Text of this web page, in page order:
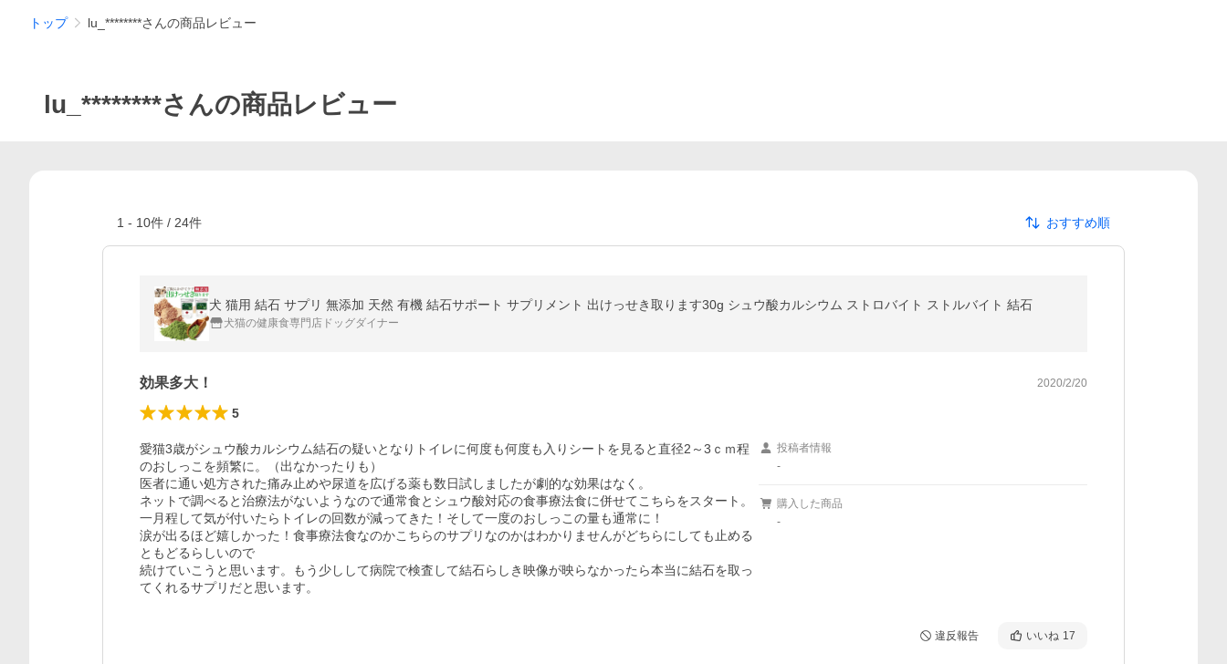
トップ lu_********さんの商品レビュー
lu_********さんの商品レビュー
1 - 10件 / 24件 おすすめ順
犬 猫用 結石 サプリ 無添加 天然 有機 結石サポート サプリメント 出けっせき取ります30g シュウ酸カルシウム ストロバイト ストルバイト 結石
犬猫の健康食専門店ドッグダイナー
効果多大！ 2020/2/20
5
愛猫3歳がシュウ酸カルシウム結石の疑いとなりトイレに何度も何度も入りシートを見ると直径2～3ｃｍ程
のおしっこを頻繁に。（出なかったりも）
医者に通い処方された痛み止めや尿道を広げる薬も数日試しましたが劇的な効果はなく。
ネットで調べると治療法がないようなので通常食とシュウ酸対応の食事療法食に併せてこちらをスタート。
一月程して気が付いたらトイレの回数が減ってきた！そして一度のおしっこの量も通常に！
涙が出るほど嬉しかった！食事療法食なのかこちらのサプリなのかはわかりませんがどちらにしても止める
ともどるらしいので
続けていこうと思います。もう少しして病院で検査して結石らしき映像が映らなかったら本当に結石を取っ
てくれるサプリだと思います。
投稿者情報
-
購入した商品
-
違反報告 いいね 17